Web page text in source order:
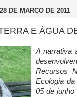
DE MARÇO DE 2011
E ÁGUA
A narrativa
Recursos
Ecologia
05 de junho